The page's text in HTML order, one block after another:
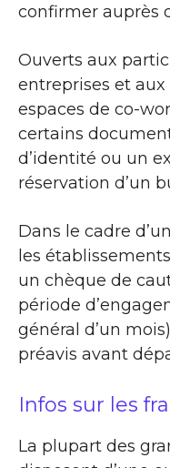
confirmer auprès
Ouverts aux
entreprises et aux
espaces de co-
certains
d’identité ou un
réservation d’un
Dans le cadre
les
un chèque de
période
général d’un
préavis avant
Infos sur les
La plupart des